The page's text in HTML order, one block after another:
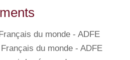
du monde - ADFE
du monde - ADFE